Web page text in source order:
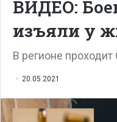
ВИДЕО:
изъяли у
В регионе
20.05.2021